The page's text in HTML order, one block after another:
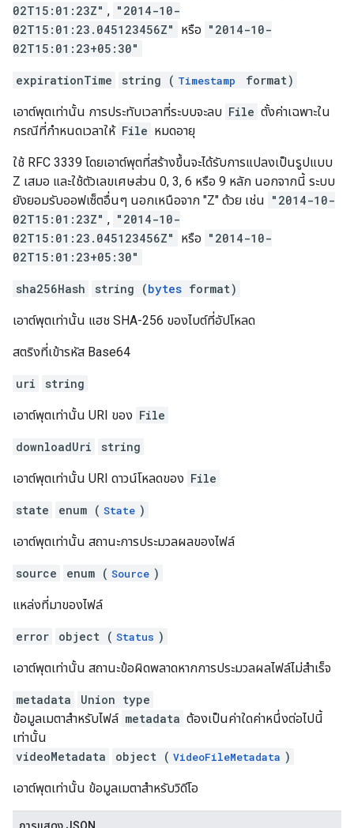
02T15:01:23Z" , "2014-10-
02T15:01:23.045123456Z"
หรือ "2014-10-
02T15:01:23+05:30"
expirationTime string ( Timestamp format)
เอาต์พุตเท่านั้น การประทับเวลาที่ระบบจะลบ File ตั้งค่าเฉพาะใน
กรณีที่กำหนดเวลาให้ File หมดอายุ
ใช้ RFC 3339 โดยเอาต์พุตที่สร้างขึ้นจะได้รับการแปลงเป็นรูปแบบ
Z เสมอ และใช้ตัวเลขเศษส่วน 0, 3, 6 หรือ 9 หลัก นอกจากนี้ ระบบ
ยังยอมรับออฟเซ็ตอื่นๆ นอกเหนือจาก "Z" ด้วย เช่น "2014-10-
02T15:01:23Z" , "2014-10-
02T15:01:23.045123456Z"
หรือ "2014-10-
02T15:01:23+05:30"
sha256Hash string (bytes format)
เอาต์พุตเท่านั้น แฮช SHA-256 ของไบต์ที่อัปโหลด
สตริงที่เข้ารหัส Base64
uri string
เอาต์พุตเท่านั้น URI ของ File
downloadUri string
เอาต์พุตเท่านั้น URI ดาวน์โหลดของ File
state enum ( State )
เอาต์พุตเท่านั้น สถานะการประมวลผลของไฟล์
source enum ( Source )
แหล่งที่มาของไฟล์
error object ( Status )
เอาต์พุตเท่านั้น สถานะข้อผิดพลาดหากการประมวลผลไฟล์ไม่สำเร็จ
metadata
Union type
ข้อมูลเมตาสำหรับไฟล์ metadata ต้องเป็นค่าใดค่าหนึ่งต่อไปนี้
เท่านั้น
videoMetadata
object ( VideoFileMetadata )
เอาต์พุตเท่านั้น ข้อมูลเมตาสำหรับวิดีโอ